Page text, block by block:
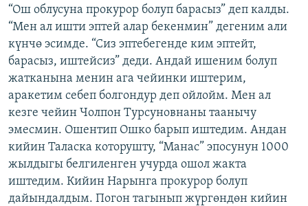
“Ош облусуна прокурор болуп барасыз” деп калды.
“Мен ал ишти эптей алар бекенмин” дегеним али
күнчө эсимде. “Сиз эптебегенде ким эптейт,
барасыз, иштейсиз” деди. Андай ишеним болуп
жатканына менин ага чейинки иштерим,
аракетим себеп болгондур деп ойлойм. Мен ал
кезге чейин Чолпон Турсуновнаны таанычу
эмесмин. Ошентип Ошко барып иштедим. Андан
кийин Таласка которушту, “Манас” эпосунун 1000
жылдыгы белгиленген учурда ошол жакта
иштедим. Кийин Нарынга прокурор болуп
дайындалдым. Погон тагынып жүргөндөн кийин